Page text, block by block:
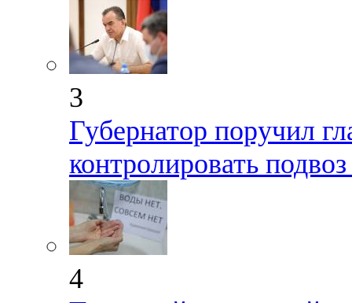
3
Губернатор поручил
контролировать
4